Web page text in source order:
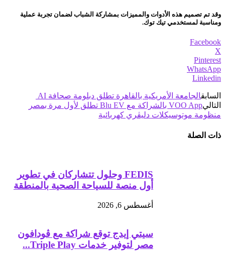
وقد تم تصميم هذه الأدوات والمميزات بمشاركة الشباب لضمان تجربة عملية
ومناسبة لمستخدمي تيك توك.
Facebook
X
Pinterest
WhatsApp
Linkedin
السابقالجامعة الأمريكية بالقاهرة تطلق دبلومة صحافة AI
التالي
VOO App بالشراكة مع Blu EV تطلق لأول مرة بمصر
منظومة موتوسيكلات دليڤري كهربائية
ذات الصلة
FEDIS وحلول تتشاركان في تطوير
أول منصة للسياحة الصحية بالمنطقة
أغسطس 6, 2026
سيتي إيدج توقع شراكة مع ڤودافون
مصر لتوفير خدمات Triple Play...